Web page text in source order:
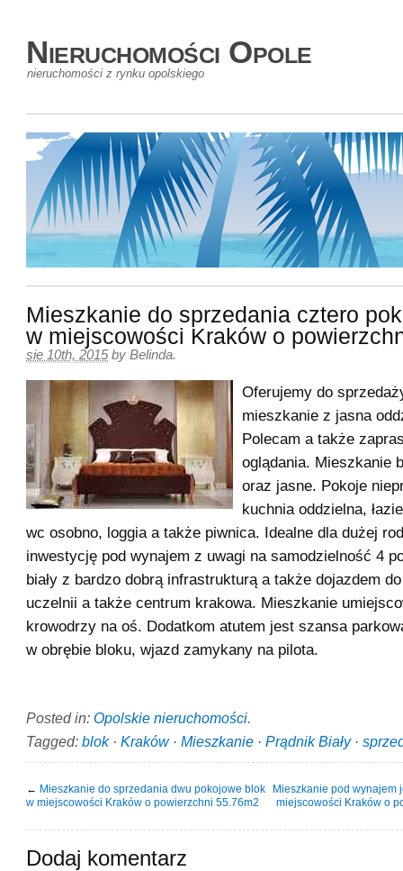
Nieruchomości Opole
nieruchomości z rynku opolskiego
Mieszkanie do sprzedania cztero
w miejscowości Kraków o
sie 10th, 2015 by Belinda.
Oferujemy do
mieszkanie z jasna
Polecam a także
oglądania. Mieszkanie
oraz jasne. Pokoje
kuchnia oddzielna,
wc osobno, loggia a także piwnica. Idealne dla dużej
inwestycję pod wynajem z uwagi na samodzielność 4
biały z bardzo dobrą infrastrukturą a także dojazdem
uczelnii a także centrum krakowa. Mieszkanie
krowodrzy na oś. Dodatkom atutem jest szansa
w obrębie bloku, wjazd zamykany na pilota.
Posted in: Opolskie nieruchomości.
Tagged: blok· Kraków· Mieszkanie · Prądnik Biały·
← Mieszkanie do sprzedania dwu pokojowe blok
w miejscowości Kraków o powierzchni 55.76m2
Mieszkanie pod wynajem
miejscowości Kraków o
Dodaj komentarz